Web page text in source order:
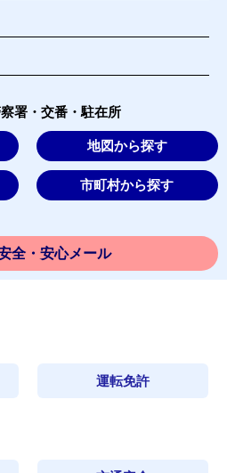
署・交番・駐在所
地図から探す
市町村から探す
全・安心メール
運転免許